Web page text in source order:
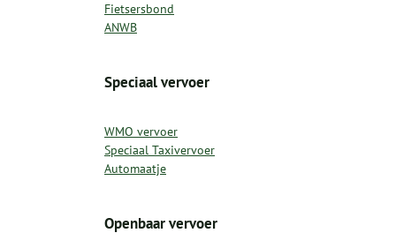
Fietsersbond
ANWB
Speciaal vervoer
WMO vervoer
Speciaal Taxivervoer
Automaatje
Openbaar vervoer